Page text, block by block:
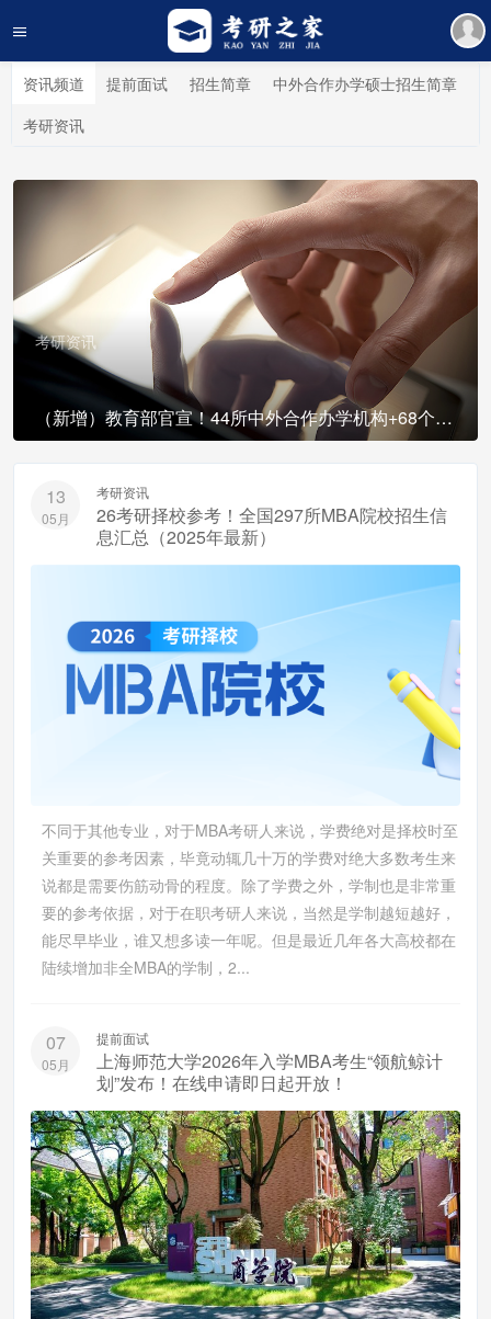
资讯频道 提前面试 招生简章
中外合作办学硕士招生简章
考研资讯
考研资讯
（新增）教育部官宣！44所中外合作办学机构+68个项目获批！
13
05月
考研资讯
26考研择校参考！全国297所MBA院校招生信
息汇总（2025年最新）
不同于其他专业，对于MBA考研人来说，学费绝对是择校时至
关重要的参考因素，毕竟动辄几十万的学费对绝大多数考生来
说都是需要伤筋动骨的程度。除了学费之外，学制也是非常重
要的参考依据，对于在职考研人来说，当然是学制越短越好，
能尽早毕业，谁又想多读一年呢。但是最近几年各大高校都在
陆续增加非全MBA的学制，2...
07
05月
提前面试
上海师范大学2026年入学MBA考生“领航鲸计
划”发布！在线申请即日起开放！